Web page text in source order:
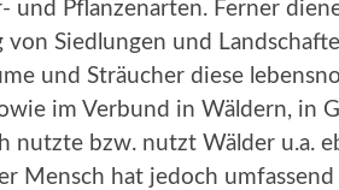
und Pflanzenarten. Ferner
Siedlungen und
und Sträucher diese
im Verbund in Wäldern, in
nutzte bzw. nutzt Wälder u.a.
Mensch hat jedoch